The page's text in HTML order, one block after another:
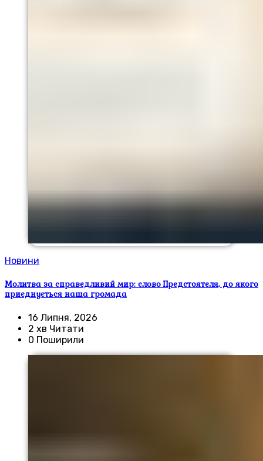
Новини
Молитва за справедливий мир: слово Предстоятеля, до якого
приєднується наша громада
16 Липня, 2026
2 хв Читати
0 Поширили